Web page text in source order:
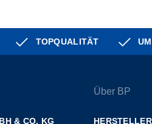
TOPQUALITÄT
& CO. KG
Über BP